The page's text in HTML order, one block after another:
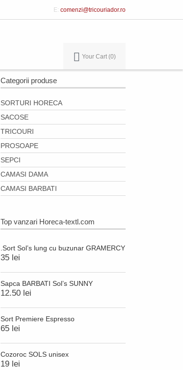
E: comenzi@tricouriador.ro
Your Cart 0
Categorii produse
SORTURI HORECA
SACOSE
TRICOURI
PROSOAPE
SEPCI
CAMASI DAMA
CAMASI BARBATI
Top vanzari Horeca-textl.com
.Sort Sol’s lung cu buzunar GRAMERCY
35 lei
Sapca BARBATI Sol’s SUNNY
12.50 lei
Sort Premiere Espresso
65 lei
Cozoroc SOLS unisex
19 lei